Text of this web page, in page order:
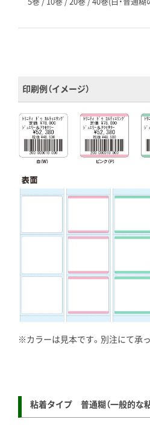
印刷例（イメージ）
※カラーは見本です。別注にて承っ
粘着タイプ 普通糊（一般的な